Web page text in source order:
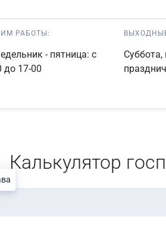
РАБОТЫ:
- пятница: с
до 17-00
Суббота,
Калькулятор